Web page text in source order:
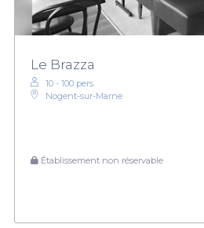
Le Brazza
10 - 100 pers.
Nogent-sur-Marne
Établissement non réservable